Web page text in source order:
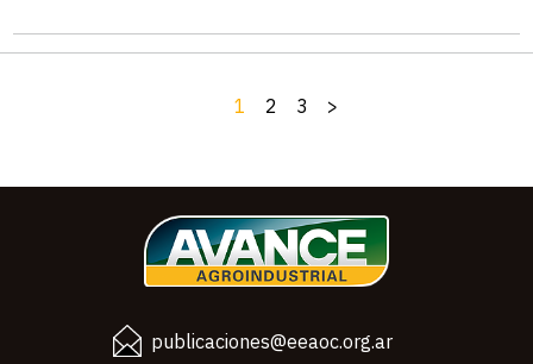
1 2 3 >
publicaciones@eeaoc.org.ar